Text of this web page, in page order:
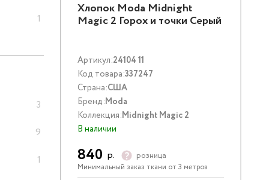
1
3
9
1
Хлопок Moda Midnight
Magic 2 Горох и точки Серый
Артикул:24104 11
Код товара:337247
Страна:США
Бренд:Moda
Коллекция:Midnight Magic 2
В наличии
840 р. розница
Минимальный заказ ткани от 3 метров